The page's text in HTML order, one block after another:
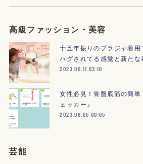
高級ファッション・美容
十五年振りのブラジャ着用
ハグされてる感覚と新た
2023.06.11 03:10
女性必見！骨盤底筋の簡
ェッカー』
2023.06.05 00:05
芸能